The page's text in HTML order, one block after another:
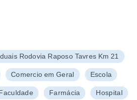
Rodovia Raposo Tavres Km 21
Comercio em Geral Escola
Farmácia Hospital